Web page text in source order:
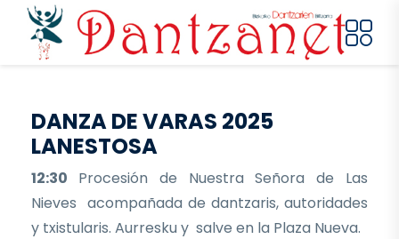
Pasar al contenido principal
DANZA DE VARAS 2025
LANESTOSA
12:30 Procesión de Nuestra Señora de Las
Nieves acompañada de dantzaris, autoridades
y txistularis. Aurresku y salve en la Plaza Nueva.